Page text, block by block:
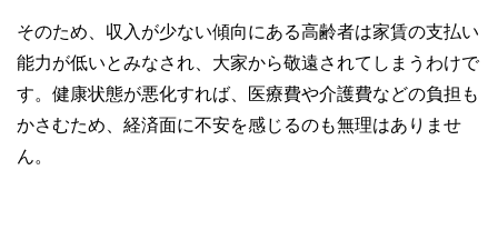
そのため、収入が少ない傾向にある高齢者は家賃の支払い
能力が低いとみなされ、大家から敬遠されてしまうわけで
す。健康状態が悪化すれば、医療費や介護費などの負担も
かさむため、経済面に不安を感じるのも無理はありませ
ん。